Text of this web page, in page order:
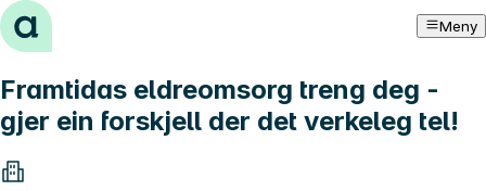
Hopp til innhold Meny
Framtidas eldreomsorg treng deg -
gjer ein forskjell der det verkeleg tel!